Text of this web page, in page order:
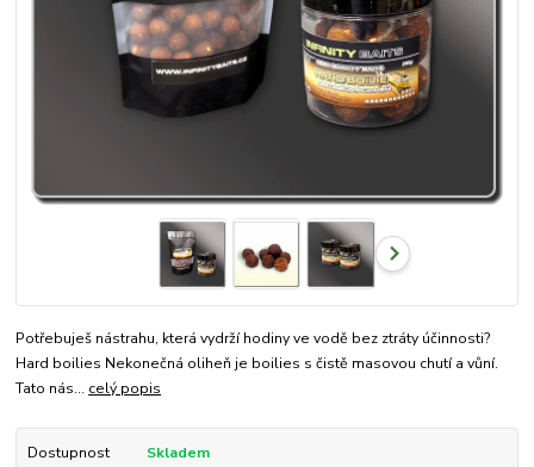
Potřebuješ nástrahu, která vydrží hodiny ve vodě bez ztráty účinnosti?
Hard boilies Nekonečná oliheň je boilies s čistě masovou chutí a vůní.
Tato nás... celý popis
Dostupnost
Skladem